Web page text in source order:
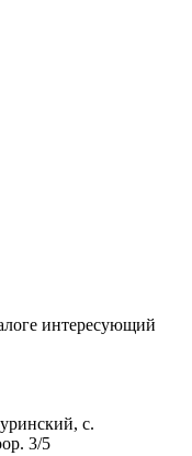
интересующий
с.
3/5